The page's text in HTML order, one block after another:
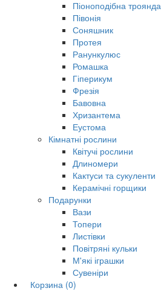
Піоноподібна троянда
Півонія
Соняшник
Протея
Ранункулюс
Ромашка
Гіперикум
Фрезія
Бавовна
Хризантема
Еустома
Кімнатні рослини
Квітучі рослини
Длиномери
Кактуси та сукуленти
Керамічні горщики
Подарунки
Вази
Топери
Листівки
Повітряні кульки
М'які іграшки
Сувеніри
Корзина (0)